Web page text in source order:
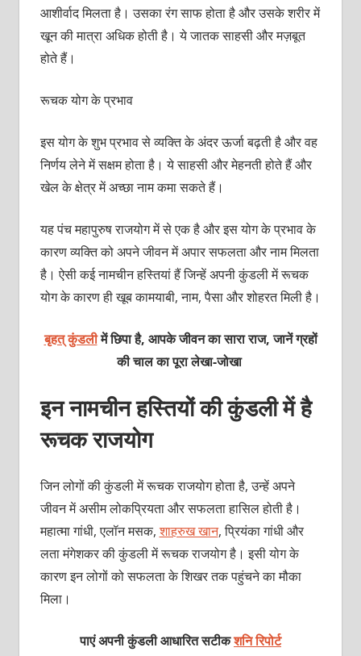
आशीर्वाद मिलता है। उसका रंग साफ होता है और उसके शरीर में
खून की मात्रा अधिक होती है। ये जातक साहसी और मज़बूत
होते हैं।
रूचक योग के प्रभाव
इस योग के शुभ प्रभाव से व्‍यक्‍ति के अंदर ऊर्जा बढ़ती है और वह
निर्णय लेने में सक्षम होता है। ये साहसी और मेहनती होते हैं और
खेल के क्षेत्र में अच्‍छा नाम कमा सकते हैं।
यह पंच महापुरुष राजयोग में से एक है और इस योग के प्रभाव के
कारण व्‍यक्‍ति को अपने जीवन में अपार सफलता और नाम मिलता
है। ऐसी कई नामचीन हस्तियां हैं जिन्‍हें अपनी कुंडली में रूचक
योग के कारण ही खूब कामयाबी, नाम, पैसा और शोहरत मिली है।
बृहत् कुंडलीमें छिपा है, आपके जीवन का सारा राज, जानें ग्रहों
की चाल का पूरा लेखा-जोखा
इन नामचीन हस्तियों की कुंडली में है
रूचक राजयोग
जिन लोगों की कुंडली में रूचक राजयोग होता है, उन्‍हें अपने
जीवन में असीम लोकप्रियता और सफलता हासिल होती है।
महात्‍मा गांधी, एलॉन मसक,शाहरुख खान, प्रियंका गांधी और
लता मंगेशकर की कुंडली में रूचक राजयोग है। इसी योग के
कारण इन लोगों को सफलता के शिखर तक पहुंचने का मौका
मिला।
पाएं अपनी कुंडली आधारित सटीकशनि रिपोर्ट